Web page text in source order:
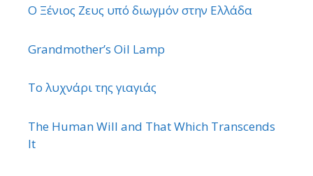
Ο Ξένιος Ζευς υπό διωγμόν στην Ελλάδα
Grandmother’s Oil Lamp
Το λυχνάρι της γιαγιάς
The Human Will and That Which Transcends
It